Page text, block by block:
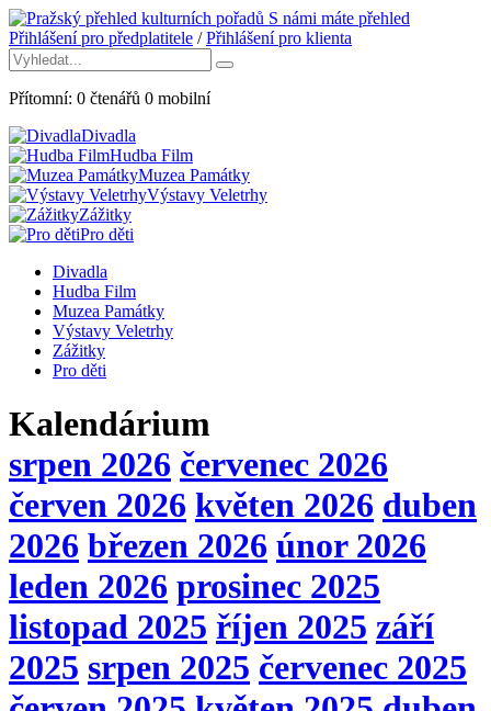
S námi máte přehled
Přihlášení pro předplatitele /Přihlášení pro klienta
Přítomní: 0 čtenářů 0 mobilní
Divadla
Hudba Film
Muzea Památky
Výstavy Veletrhy
Zážitky
Pro děti
Divadla
Hudba Film
Muzea Památky
Výstavy Veletrhy
Zážitky
Pro děti
Kalendárium
srpen 2026 červenec 2026
červen 2026 květen 2026 duben
2026 březen 2026 únor 2026
leden 2026 prosinec 2025
listopad 2025 říjen 2025 září
2025 srpen 2025 červenec 2025